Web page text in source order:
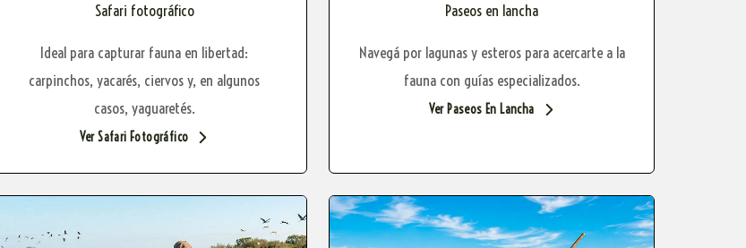
Safari fotográfico
Ideal para capturar fauna en libertad:
carpinchos, yacarés, ciervos y, en algunos
casos, yaguaretés.
Ver Safari Fotográfico
Paseos en lancha
Navegá por lagunas y esteros para acercarte a la
fauna con guías especializados.
Ver Paseos En Lancha